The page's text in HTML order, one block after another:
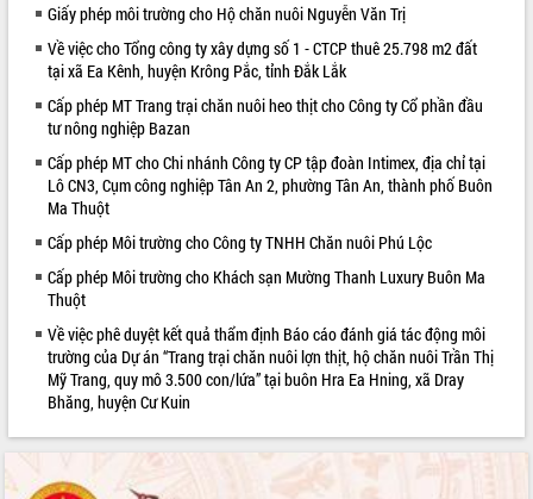
Khám bệnh, cấp phát thuốc miễn phí
và tặng quà người dân xã Cư Pui
Hội nghị UBND tỉnh Đắk Lắk thường kỳ
tháng 7/2026
Lễ truy tặng danh hiệu “Bà Mẹ Việt
Nam Anh hùng” và trao Huân chương
Lao động
UBND tỉnh Đắk Lắk triển khai nhiệm
vụ 6 tháng cuối năm 2026
ALBUM ẢNH
Giấy phép môi trường cho Hộ chăn nuôi Nguyễn Văn Trị
Về việc cho Tổng công ty xây dựng số 1 - CTCP thuê 25.798 m2 đất
tại xã Ea Kênh, huyện Krông Pắc, tỉnh Đắk Lắk
Cấp phép MT Trang trại chăn nuôi heo thịt cho Công ty Cổ phần đầu
tư nông nghiệp Bazan
Cấp phép MT cho Chi nhánh Công ty CP tập đoàn Intimex, địa chỉ tại
Lô CN3, Cụm công nghiệp Tân An 2, phường Tân An, thành phố Buôn
Ma Thuột
Cấp phép Môi trường cho Công ty TNHH Chăn nuôi Phú Lộc
Cấp phép Môi trường cho Khách sạn Mường Thanh Luxury Buôn Ma
Thuột
Về việc phê duyệt kết quả thẩm định Báo cáo đánh giá tác động môi
trường của Dự án “Trang trại chăn nuôi lợn thịt, hộ chăn nuôi Trần Thị
Mỹ Trang, quy mô 3.500 con/lứa” tại buôn Hra Ea Hning, xã Dray
Bhăng, huyện Cư Kuin